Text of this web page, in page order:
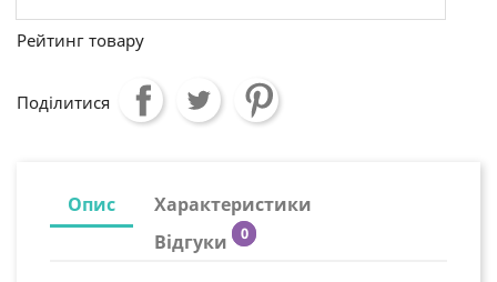
Рейтинг товару
Поділитися
Опис
Характеристики
Відгуки
0